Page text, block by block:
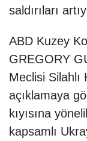
saldırıları
ABD Kuzey
GREGORY
Meclisi Silahlı
açıklamaya
kıyısına
kapsamlı